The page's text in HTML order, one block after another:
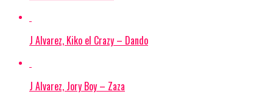
J Alvarez, Kiko el Crazy – Dando
J Alvarez, Jory Boy – Zaza